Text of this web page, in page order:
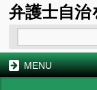
弁護士自
MENU